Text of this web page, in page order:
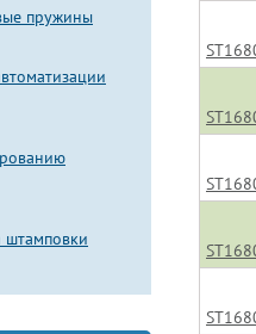
пружины
штамповки